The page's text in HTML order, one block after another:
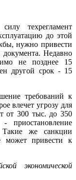
техрегламент
до этой
нужно привести
документа. Недавно
не позднее 15
другой срок - 15
требований к
влечет угрозу для
от 300 тыс. до 350
приостановление
же санкции
может привести к
экономической